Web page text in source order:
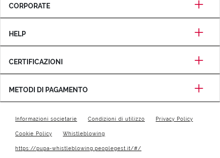
CORPORATE
HELP
CERTIFICAZIONI
METODI DI PAGAMENTO
Informazioni societarie Condizioni di utilizzo Privacy Policy
Cookie Policy Whistleblowing
https://pupa-whistleblowing.peoplegest.it/#/